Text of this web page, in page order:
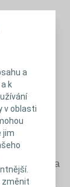
a
k
v oblasti
jim
změnit
se
přidání
citrón,
Příjem
broskve a